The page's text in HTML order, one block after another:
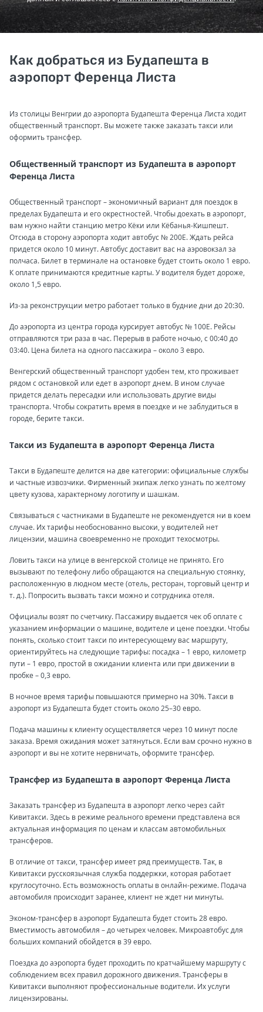
Как добраться из Будапешта в
аэропорт Ференца Листа
Из столицы Венгрии до аэропорта Будапешта Ференца Листа ходит
общественный транспорт. Вы можете также заказать такси или
оформить трансфер.
Общественный транспорт из Будапешта в аэропорт
Ференца Листа
Общественный транспорт – экономичный вариант для поездок в
пределах Будапешта и его окрестностей. Чтобы доехать в аэропорт,
вам нужно найти станцию метро Кёки или Кёбанья-Кишпешт.
Отсюда в сторону аэропорта ходит автобус № 200Е. Ждать рейса
придется около 10 минут. Автобус доставит вас на аэровокзал за
полчаса. Билет в терминале на остановке будет стоить около 1 евро.
К оплате принимаются кредитные карты. У водителя будет дороже,
около 1,5 евро.
Из-за реконструкции метро работает только в будние дни до 20:30.
До аэропорта из центра города курсирует автобус № 100Е. Рейсы
отправляются три раза в час. Перерыв в работе ночью, с 00:40 до
03:40. Цена билета на одного пассажира – около 3 евро.
Венгерский общественный транспорт удобен тем, кто проживает
рядом с остановкой или едет в аэропорт днем. В ином случае
придется делать пересадки или использовать другие виды
транспорта. Чтобы сократить время в поездке и не заблудиться в
городе, берите такси.
Такси из Будапешта в аэропорт Ференца Листа
Такси в Будапеште делится на две категории: официальные службы
и частные извозчики. Фирменный экипаж легко узнать по желтому
цвету кузова, характерному логотипу и шашкам.
Связываться с частниками в Будапеште не рекомендуется ни в коем
случае. Их тарифы необоснованно высоки, у водителей нет
лицензии, машина своевременно не проходит техосмотры.
Ловить такси на улице в венгерской столице не принято. Его
вызывают по телефону либо обращаются на специальную стоянку,
расположенную в людном месте (отель, ресторан, торговый центр и
т. д.). Попросить вызвать такси можно и сотрудника отеля.
Официалы возят по счетчику. Пассажиру выдается чек об оплате с
указанием информации о машине, водителе и цене поездки. Чтобы
понять, сколько стоит такси по интересующему вас маршруту,
ориентируйтесь на следующие тарифы: посадка – 1 евро, километр
пути – 1 евро, простой в ожидании клиента или при движении в
пробке – 0,3 евро.
В ночное время тарифы повышаются примерно на 30%. Такси в
аэропорт из Будапешта будет стоить около 25–30 евро.
Подача машины к клиенту осуществляется через 10 минут после
заказа. Время ожидания может затянуться. Если вам срочно нужно в
аэропорт и вы не хотите нервничать, оформите трансфер.
Трансфер из Будапешта в аэропорт Ференца Листа
Заказать трансфер из Будапешта в аэропорт легко через сайт
Кивитакси. Здесь в режиме реального времени представлена вся
актуальная информация по ценам и классам автомобильных
трансферов.
В отличие от такси, трансфер имеет ряд преимуществ. Так, в
Кивитакси русскоязычная служба поддержки, которая работает
круглосуточно. Есть возможность оплаты в онлайн-режиме. Подача
автомобиля происходит заранее, клиент не ждет ни минуты.
Эконом-трансфер в аэропорт Будапешта будет стоить 28 евро.
Вместимость автомобиля – до четырех человек. Микроавтобус для
больших компаний обойдется в 39 евро.
Поездка до аэропорта будет проходить по кратчайшему маршруту с
соблюдением всех правил дорожного движения. Трансферы в
Кивитакси выполняют профессиональные водители. Их услуги
лицензированы.